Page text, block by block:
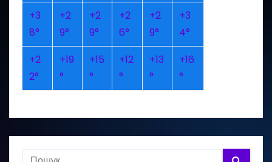
+3
8°
+2
9°
+2
9°
+2
6°
+2
9°
+3
4°
+2
2°
+19
°
+15
°
+12
°
+13
°
+16
°